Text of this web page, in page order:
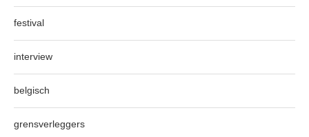
festival
interview
belgisch
grensverleggers